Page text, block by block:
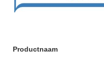
Productnaam